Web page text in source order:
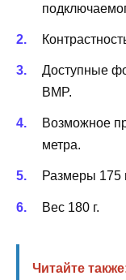
Доступные
BMP.
Возможное
метра.
Размеры 175
Вес 180 г.
Читайте